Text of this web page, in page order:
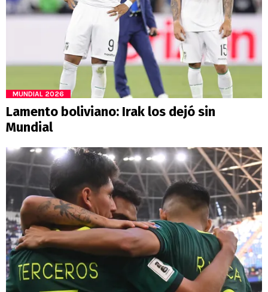
MUNDIAL 2026
Lamento boliviano: Irak los dejó sin
Mundial